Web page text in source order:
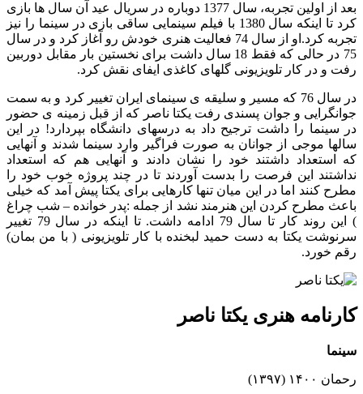
بعد از اولین تجربه، سال 1377 دوباره در سریال عید آن سال ها بازی
کرد تا اینکه سال 1380 با فیلم سینمایی ساقی بازی در سینما را نیز
تجربه کرد.او از سال 74 فعالیت هنری خودش رو آغاز کرد و در سال
75 در حالی که فقط 18 سال داشت برای نخستین بار مقابل دوربین
رفت و در کار تلویزیونی گلهای کاغذی ایفای نقش کرد.
در سال 76 که مسیر و سلیقه ی سینمای ایران تغییر کرد و به سمت
جوانگرایی و جوان پسندی رفت یکتا ناصر که از قبل زمینه ی حضور
در سینما را داشت ترجیح داد به درسهای دانشگاه بپردارد! در این
سالها موجی از جوانان به صورت فراگیر وارد سینما شدند و آنهایی
که استعداد داشتند خود را نشان دادند و آنهایی هم که استعداد
نداشتند این فرصت را بدست آوردند تا در چند پروژه خوب خود را
مطرح کنند اما در این میان تنها کارهایی برای یکتا پیش آمد که خیلی
باعث مطرح کردن این هنرمند نشد از جمله :پدر خوانده – شب چراغ
) این روند کار تا سال 79 ادامه داشت. تا اینکه در سال 79 تغییر
سرنوشت یکتا به دست حمید لبخنده با کار تلویزیونی ( با من بمان)
رقم خورد.
کارنامه هنری یکتا ناصر
سینما
رحمان ۱۴۰۰ (۱۳۹۷)